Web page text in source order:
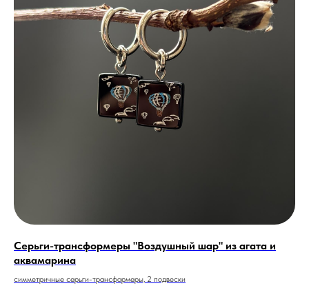
Серьги-трансформеры "Воздушный шар" из агата и
аквамарина
симметричные серьги-трансформеры, 2 подвески